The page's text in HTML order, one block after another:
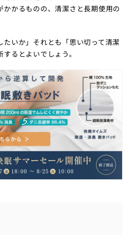
かるものの、清潔さと長期使用の
たいか」それとも「思い切って清潔
るとよいでしょう。